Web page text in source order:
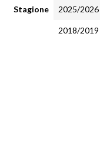
Stagione 2025/2026
2018/2019